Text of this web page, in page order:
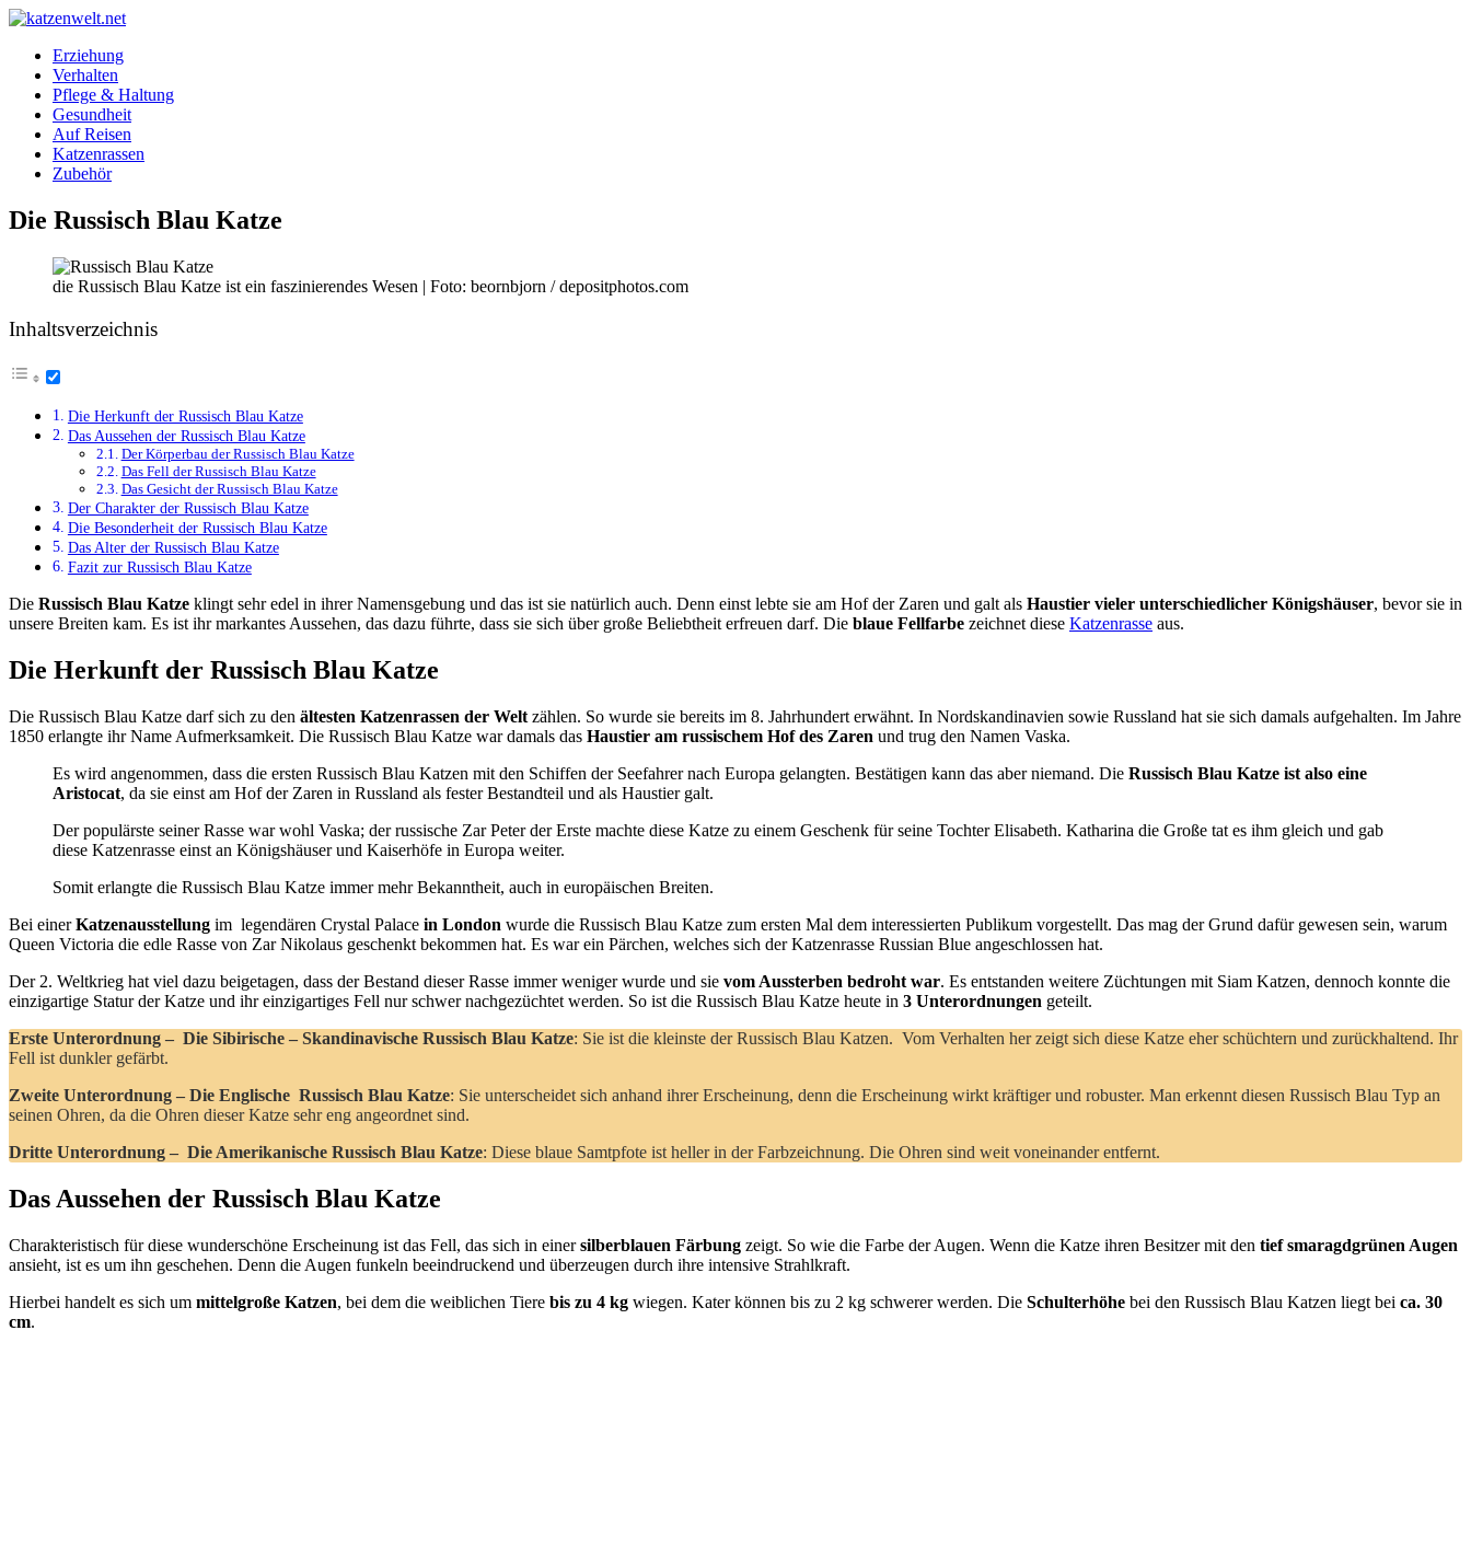
Erziehung
Verhalten
Pflege & Haltung
Gesundheit
Auf Reisen
Katzenrassen
Zubehör
Die Russisch Blau Katze
die Russisch Blau Katze ist ein faszinierendes Wesen | Foto: beornbjorn / depositphotos.com
Inhaltsverzeichnis
Die Herkunft der Russisch Blau Katze
Das Aussehen der Russisch Blau Katze
Der Körperbau der Russisch Blau Katze
Das Fell der Russisch Blau Katze
Das Gesicht der Russisch Blau Katze
Der Charakter der Russisch Blau Katze
Die Besonderheit der Russisch Blau Katze
Das Alter der Russisch Blau Katze
Fazit zur Russisch Blau Katze
Die Russisch Blau Katze klingt sehr edel in ihrer Namensgebung und das ist sie natürlich auch. Denn einst lebte sie am Hof der Zaren und galt als Haustier vieler unterschiedlicher Königshäuser, bevor sie in
unsere Breiten kam. Es ist ihr markantes Aussehen, das dazu führte, dass sie sich über große Beliebtheit erfreuen darf. Die blaue Fellfarbe zeichnet diese Katzenrasse aus.
Die Herkunft der Russisch Blau Katze
Die Russisch Blau Katze darf sich zu den ältesten Katzenrassen der Welt zählen. So wurde sie bereits im 8. Jahrhundert erwähnt. In Nordskandinavien sowie Russland hat sie sich damals aufgehalten. Im Jahre
1850 erlangte ihr Name Aufmerksamkeit. Die Russisch Blau Katze war damals das Haustier am russischem Hof des Zaren und trug den Namen Vaska.
Es wird angenommen, dass die ersten Russisch Blau Katzen mit den Schiffen der Seefahrer nach Europa gelangten. Bestätigen kann das aber niemand. Die Russisch Blau Katze ist also eine
Aristocat, da sie einst am Hof der Zaren in Russland als fester Bestandteil und als Haustier galt.
Der populärste seiner Rasse war wohl Vaska; der russische Zar Peter der Erste machte diese Katze zu einem Geschenk für seine Tochter Elisabeth. Katharina die Große tat es ihm gleich und gab
diese Katzenrasse einst an Königshäuser und Kaiserhöfe in Europa weiter.
Somit erlangte die Russisch Blau Katze immer mehr Bekanntheit, auch in europäischen Breiten.
Bei einerKatzenausstellung im legendären Crystal Palace in London wurde die Russisch Blau Katze zum ersten Mal dem interessierten Publikum vorgestellt. Das mag der Grund dafür gewesen sein, warum
Queen Victoria die edle Rasse von Zar Nikolaus geschenkt bekommen hat. Es war ein Pärchen, welches sich der Katzenrasse Russian Blue angeschlossen hat.
Der 2. Weltkrieg hat viel dazu beigetagen, dass der Bestand dieser Rasse immer weniger wurde und sie vom Aussterben bedroht war. Es entstanden weitere Züchtungen mit Siam Katzen, dennoch konnte die
einzigartige Statur der Katze und ihr einzigartiges Fell nur schwer nachgezüchtet werden. So ist die Russisch Blau Katze heute in 3 Unterordnungen geteilt.
Erste Unterordnung – Die Sibirische – Skandinavische Russisch Blau Katze: Sie ist die kleinste der Russisch Blau Katzen. Vom Verhalten her zeigt sich diese Katze eher schüchtern und zurückhaltend. Ihr
Fell ist dunkler gefärbt.
Zweite Unterordnung – Die Englische Russisch Blau Katze: Sie unterscheidet sich anhand ihrer Erscheinung, denn die Erscheinung wirkt kräftiger und robuster. Man erkennt diesen Russisch Blau Typ an
seinen Ohren, da die Ohren dieser Katze sehr eng angeordnet sind.
Dritte Unterordnung – Die Amerikanische Russisch Blau Katze: Diese blaue Samtpfote ist heller in der Farbzeichnung. Die Ohren sind weit voneinander entfernt.
Das Aussehen der Russisch Blau Katze
Charakteristisch für diese wunderschöne Erscheinung ist das Fell, das sich in einersilberblauen Färbung zeigt. So wie die Farbe der Augen. Wenn die Katze ihren Besitzer mit den tief smaragdgrünen Augen
ansieht, ist es um ihn geschehen. Denn die Augen funkeln beeindruckend und überzeugen durch ihre intensive Strahlkraft.
Hierbei handelt es sich um mittelgroße Katzen, bei dem die weiblichen Tiere bis zu 4 kg wiegen. Kater können bis zu 2 kg schwerer werden. Die Schulterhöhe bei den Russisch Blau Katzen liegt bei ca. 30
cm.